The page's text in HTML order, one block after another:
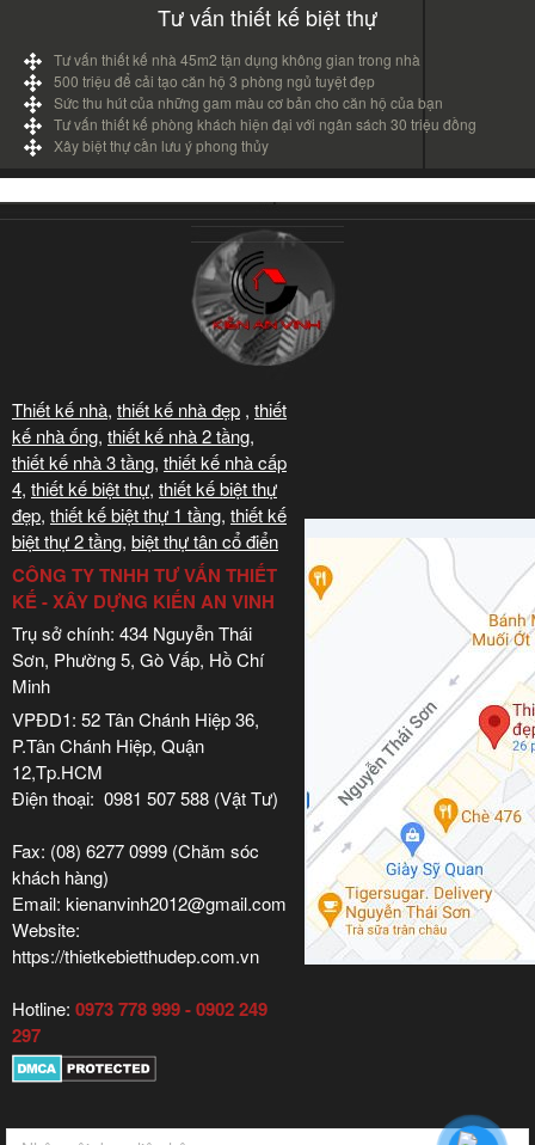
Tư vấn thiết kế biệt thự
Tư vấn thiết kế nhà 45m2 tận dụng không gian trong nhà
500 triệu để cải tạo căn hộ 3 phòng ngủ tuyệt đẹp
Sức thu hút của những gam màu cơ bản cho căn hộ của bạn
Tư vấn thiết kế phòng khách hiện đại với ngân sách 30 triệu đồng
Xây biệt thự cần lưu ý phong thủy
Thiết kế nhà, thiết kế nhà đẹp , thiết
kế nhà ống, thiết kế nhà 2 tầng,
thiết kế nhà 3 tầng, thiết kế nhà cấp
4, thiết kế biệt thự, thiết kế biệt thự
đẹp, thiết kế biệt thự 1 tầng, thiết kế
biệt thự 2 tầng, biệt thự tân cổ điển
CÔNG TY TNHH TƯ VẤN THIẾT
KẾ - XÂY DỰNG KIẾN AN VINH
Trụ sở chính: 434 Nguyễn Thái
Sơn, Phường 5, Gò Vấp, Hồ Chí
Minh
VPĐD1: 52 Tân Chánh Hiệp 36,
P.Tân Chánh Hiệp, Quận
12,Tp.HCM
Điện thoại: 0981 507 588 (Vật Tư)
Fax: (08) 6277 0999 (Chăm sóc
khách hàng)
Email: kienanvinh2012@gmail.com
Website:
https://thietkebietthudep.com.vn
Hotline: 0973 778 999 - 0902 249
297